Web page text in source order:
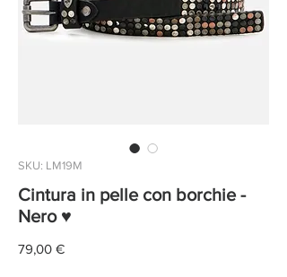
SKU: LM19M
Cintura in pelle con borchie -
Nero ♥
79,00 €Prezzo